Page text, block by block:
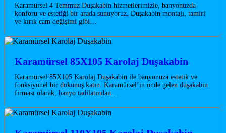
Karamürsel 4 Temmuz Duşakabin hizmetlerimizle, banyonuzda
konforu ve estetiği bir arada sunuyoruz. Duşakabin montajı, tamiri
ve kırık cam değişimi gibi…
Karamürsel 85X105 Karolaj Duşakabin
Karamürsel 85X105 Karolaj Duşakabin ile banyonuza estetik ve
fonksiyonel bir dokunuş katın. Karamürsel’in önde gelen duşakabin
firması olarak, banyo tadilatından…